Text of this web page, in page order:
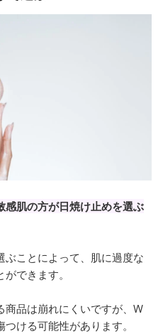
感肌の方が日焼け止めを選ぶ
ことによって、肌に過度な
できます。
商品は崩れにくいですが、W
ける可能性があります。